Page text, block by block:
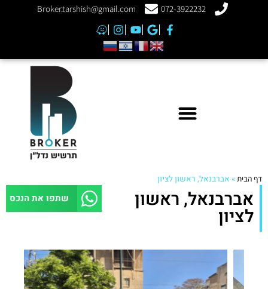
072-3922232
Broker.tarshish@gmail.com
דף הבית» אברבנאל, ראשון לציון
אברבנאל, ראשון
לציון
שתפו את הנכס